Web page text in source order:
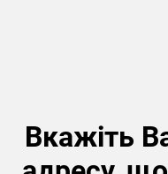
Вкажіть